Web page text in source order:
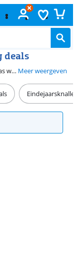
deals
De Eindejaarsknallers ontharen deals zijn helaas weer voorbij. Bij Coolblue hebben we gelukkig altijd mooie deals. Met een ontharingsproduct verwijder je gemakkelijk ongewenste haren op je lichaam. Zo loop je er helemaal verzorgd bij. Je gaat bijvoorbeeld voor een Braun of Philips IPL lichtontharingsapparaat. Je onthaart je lichaam met lichtflitsen en zorgt voor een langdurig glad resultaat. Meer weergeven